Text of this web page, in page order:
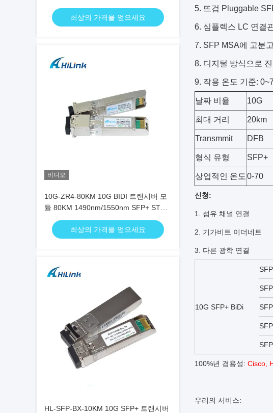
최상의 가격을 얻으세요
비디오
10G-ZR4-80KM 10G BIDI 트랜시버 모
듈 80KM 1490nm/1550nm SFP+ STM-
64 WDM 8SFP+ SMF
최상의 가격을 얻으세요
HL-SFP-BX-10KM 10G SFP+ 트랜시버
5. 뜨겁 Pluggable
6. 심플렉스 LC 연결
7. SFP MSA에 고분
8. 디지털 방식으로 진
9. 작용 온도 기준:
날짜 비율 10G
최대 거리 20km
Transmmit DFB
형식 유형 SFP+
상업적인 온도 0-70
신청:
1. 섬유 채널 연결
2. 기가비트 이더네트
3. 다른 광학 연결
10G SFP+ BiDi
100%년 겸용성: Cisco,
우리의 서비스: